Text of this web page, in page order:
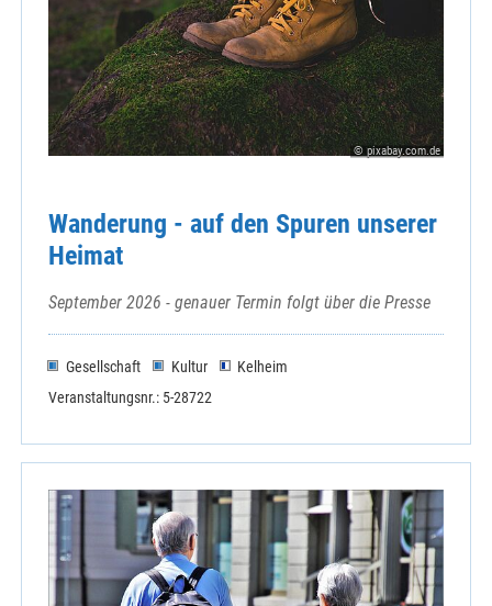
© pixabay.com.de
Wanderung - auf den Spuren unserer
Heimat
September 2026 - genauer Termin folgt über die Presse
Gesellschaft Kultur
Kelheim
Veranstaltungsnr.: 5-28722